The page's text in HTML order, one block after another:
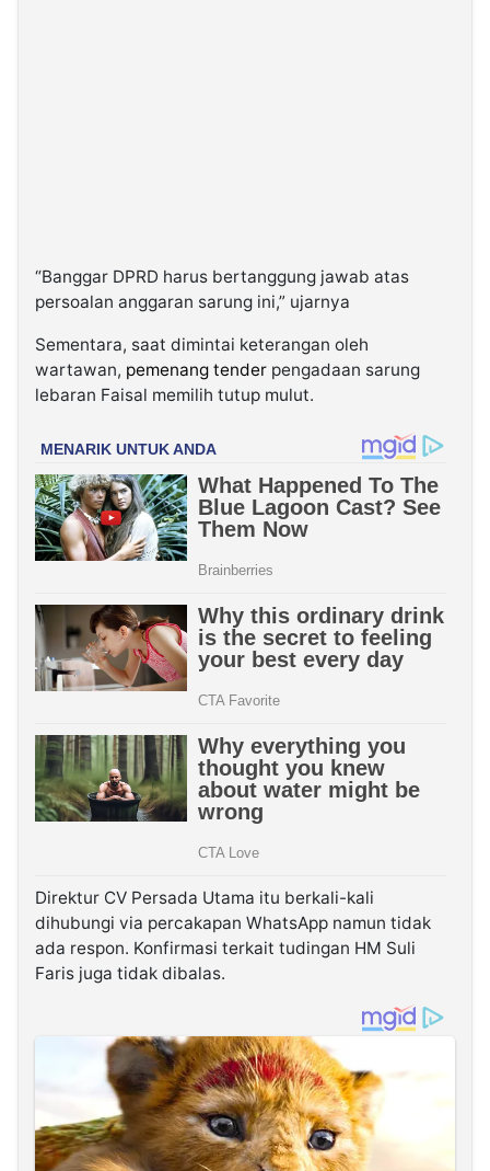
“Banggar DPRD harus bertanggung jawab atas
persoalan anggaran sarung ini,” ujarnya
Sementara, saat dimintai keterangan oleh
wartawan, pemenang tender pengadaan sarung
lebaran Faisal memilih tutup mulut.
Direktur CV Persada Utama itu berkali-kali
dihubungi via percakapan WhatsApp namun tidak
ada respon. Konfirmasi terkait tudingan HM Suli
Faris juga tidak dibalas.